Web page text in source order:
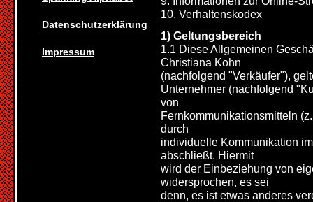
Datenschutzerklärung
Impressum
10. Verhaltenskodex
1) Geltungsbereich
1.1 Diese Allgemeinen
Christiana Kohn
(nachfolgend "Verkäufer"),
Unternehmer (nachfolgend
von
Fernkommunikationsmitteln
durch
individuelle Kommunikation
abschließt. Hiermit
wird der Einbeziehung von
widersprochen, es sei
denn, es ist etwas anderes